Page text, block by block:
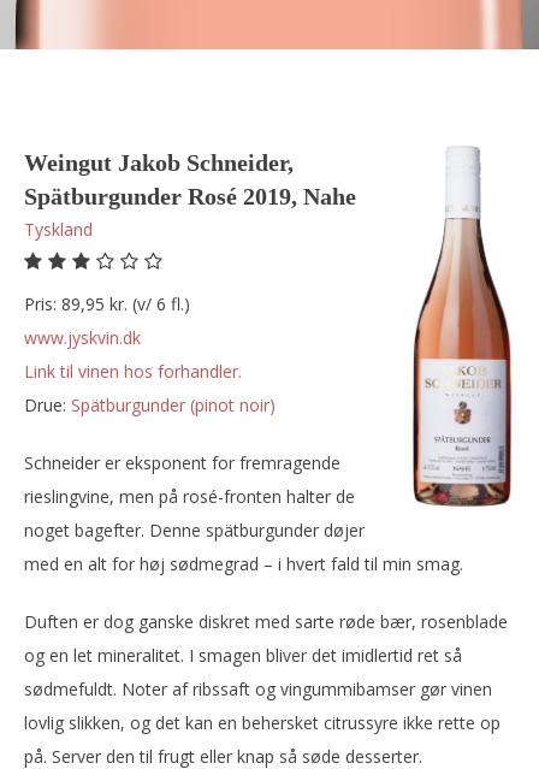
Weingut Jakob Schneider,
Spätburgunder Rosé 2019, Nahe
Tyskland
Pris: 89,95 kr. (v/ 6 fl.)
www.jyskvin.dk
Link til vinen hos forhandler.
Drue:
spätburgunder (pinot noir)
Schneider er eksponent for fremragende
rieslingvine, men på rosé-fronten halter de
noget bagefter. Denne spätburgunder døjer
med en alt for høj sødmegrad – i hvert fald til min smag.
Duften er dog ganske diskret med sarte røde bær, rosenblade
og en let mineralitet. I smagen bliver det imidlertid ret så
sødmefuldt. Noter af ribssaft og vingummibamser gør vinen
lovlig slikken, og det kan en behersket citrussyre ikke rette op
på. Server den til frugt eller knap så søde desserter.